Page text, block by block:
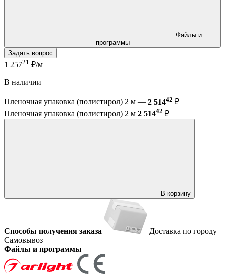
программы
Задать вопрос
1 25721 ₽/м
В наличии
Пленочная упаковка (полистирол) 2 м — 2 51442 ₽
Пленочная упаковка (полистирол) 2 м 2 51442 ₽
В корзину
Способы получения заказа
Доставка по городу
Самовывоз
Файлы и программы